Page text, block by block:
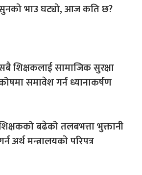
भाउ घट्यो, आज कति छ?
शिक्षकलाई सामाजिक सुरक्षा
समावेश गर्न ध्यानाकर्षण
बढेको तलबभत्ता भुक्तानी
अर्थ मन्त्रालयको परिपत्र